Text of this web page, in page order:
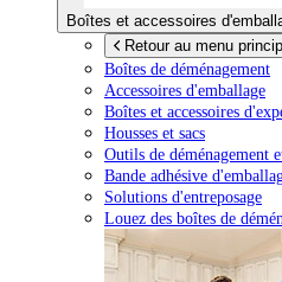
Boîtes et accessoires
Retour au menu
Boîtes de déménagement
Accessoires d'emballage
Boîtes et accessoires
Housses et sacs
Outils de déménagement
Bande adhésive
Solutions d'entreposage
Louez des boîtes de